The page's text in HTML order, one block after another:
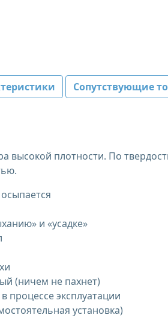
Сопутствующие
высокой плотности. По
и «усадке»
(ничем не пахнет)
процессе эксплуатации
установка)